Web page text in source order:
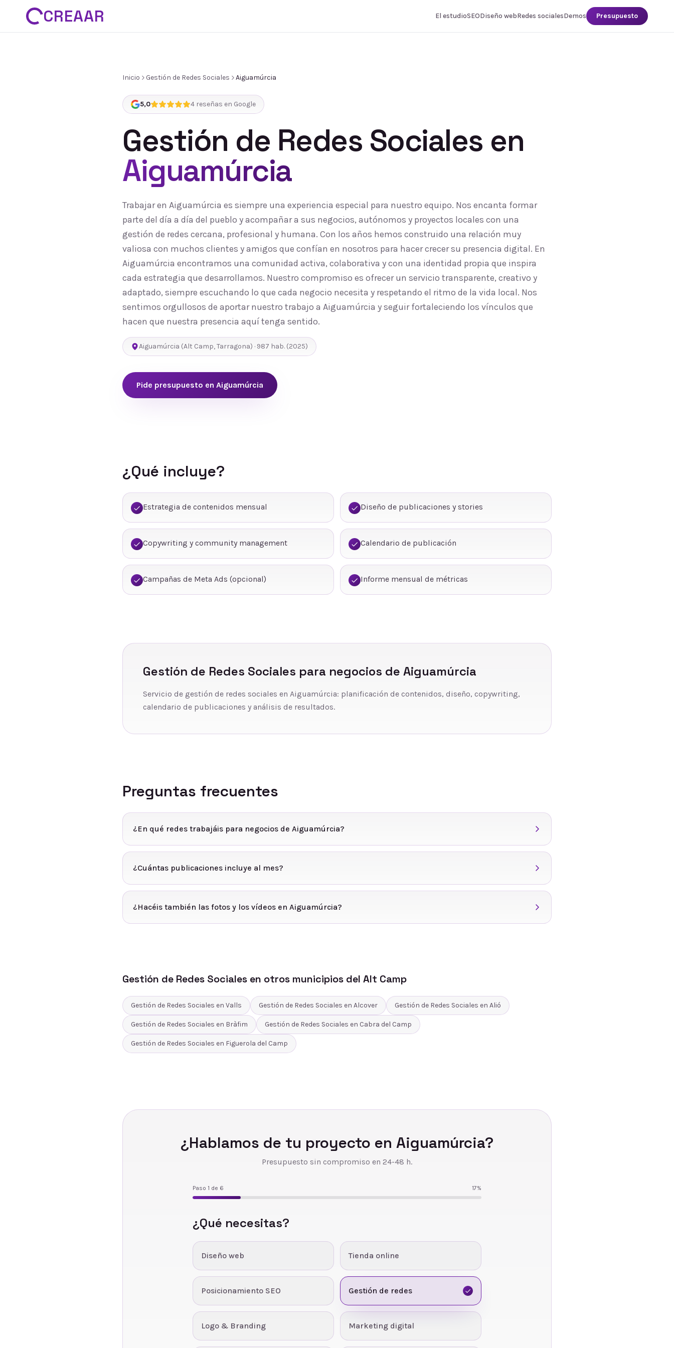
CREAAR El estudioSEODiseño webRedes socialesDemos Presupuesto
Inicio Gestión de Redes Sociales Aiguamúrcia
5,0 4 reseñas en Google
Gestión de Redes Sociales en
Aiguamúrcia
Trabajar en Aiguamúrcia es siempre una experiencia especial para nuestro equipo. Nos encanta formar
parte del día a día del pueblo y acompañar a sus negocios, autónomos y proyectos locales con una
gestión de redes cercana, profesional y humana. Con los años hemos construido una relación muy
valiosa con muchos clientes y amigos que confían en nosotros para hacer crecer su presencia digital. En
Aiguamúrcia encontramos una comunidad activa, colaborativa y con una identidad propia que inspira
cada estrategia que desarrollamos. Nuestro compromiso es ofrecer un servicio transparente, creativo y
adaptado, siempre escuchando lo que cada negocio necesita y respetando el ritmo de la vida local. Nos
sentimos orgullosos de aportar nuestro trabajo a Aiguamúrcia y seguir fortaleciendo los vínculos que
hacen que nuestra presencia aquí tenga sentido.
Aiguamúrcia (Alt Camp,Tarragona) · 987 hab. (2025)
Pide presupuesto en Aiguamúrcia
¿Qué incluye?
Estrategia de contenidos mensual Diseño de publicaciones y stories
Copywriting y community management Calendario de publicación
Campañas de Meta Ads (opcional) Informe mensual de métricas
Gestión de Redes Sociales para negocios de Aiguamúrcia
Servicio de gestión de redes sociales en Aiguamúrcia: planificación de contenidos, diseño, copywriting,
calendario de publicaciones y análisis de resultados.
Preguntas frecuentes
¿En qué redes trabajáis para negocios de Aiguamúrcia?
¿Cuántas publicaciones incluye al mes?
¿Hacéis también las fotos y los vídeos en Aiguamúrcia?
Gestión de Redes Sociales en otros municipios del Alt Camp
Gestión de Redes Sociales en Valls Gestión de Redes Sociales en Alcover Gestión de Redes Sociales en Alió
Gestión de Redes Sociales en Bràfim Gestión de Redes Sociales en Cabra del Camp
Gestión de Redes Sociales en Figuerola del Camp
¿Hablamos de tu proyecto en Aiguamúrcia?
Presupuesto sin compromiso en 24-48 h.
Paso 1 de 6 17%
¿Qué necesitas?
Diseño web Tienda online
Posicionamiento SEO Gestión de redes
Logo & Branding Marketing digital